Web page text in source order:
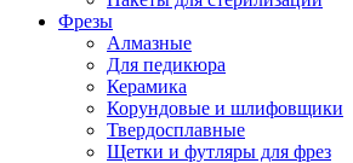
Фрезы
Алмазные
Для педикюра
Керамика
Корундовые и шлифовщики
Твердосплавные
Щетки и футляры для фрез